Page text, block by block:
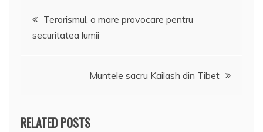
Navigare
în
Terorismul, o mare provocare pentru
securitatea lumii
Muntele sacru Kailash din Tibet
RELATED POSTS